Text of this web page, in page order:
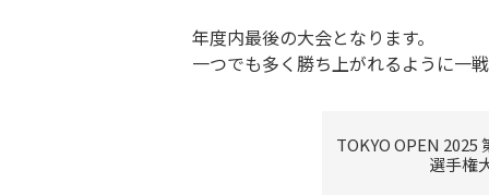
年度内最後の大会となります。
一つでも多く勝ち上がれるように一
TOKYO OPEN 2025
選手権